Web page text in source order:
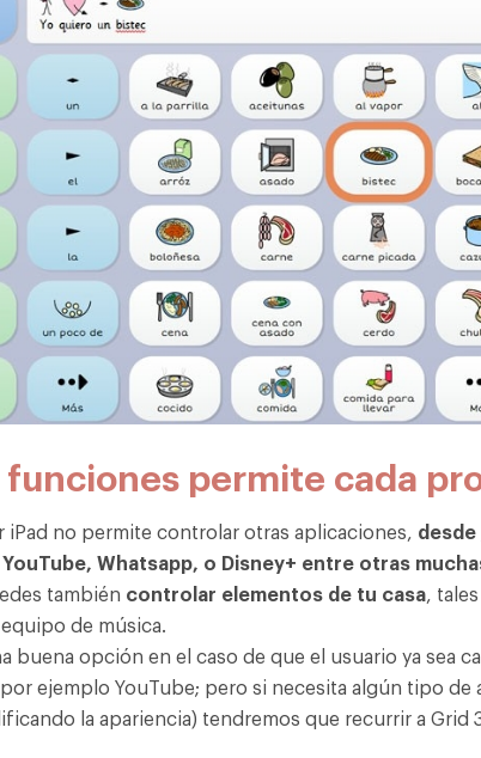
funciones permite cada
iPad no permite controlar otras aplicaciones, desde
Whatsapp, o Disney+ entre otras
también controlar elementos de tu casa,
de música.
buena opción en el caso de que el usuario ya sea
ejemplo YouTube; pero si necesita algún tipo de
la apariencia) tendremos que recurrir a Grid